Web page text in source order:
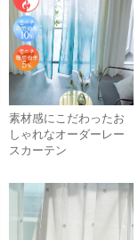
素材感にこだわったお
しゃれなオーダーレー
スカーテン